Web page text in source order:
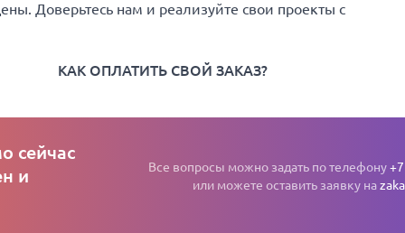
Доверьтесь нам и реализуйте свои проекты с
КАК ОПЛАТИТЬ СВОЙ ЗАКАЗ?
сейчас
и
Все вопросы можно задать по телефону
или можете оставить заявку на